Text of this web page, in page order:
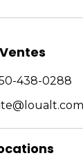
Ventes
438-0288